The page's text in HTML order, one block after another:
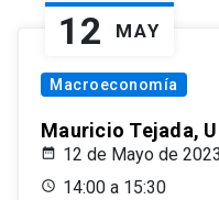
12 MAY
Macroeconomía
Mauricio Tejada,
12 de Mayo de 2023
14:00 a 15:30